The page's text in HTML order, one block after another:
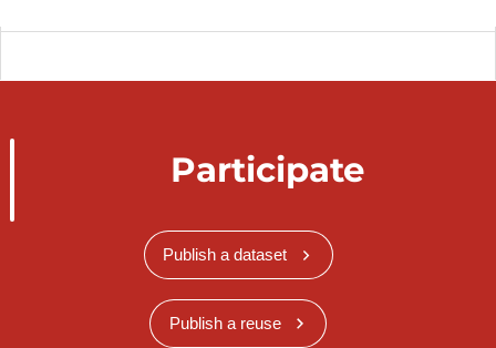
Participate
Publish a dataset
Publish a reuse